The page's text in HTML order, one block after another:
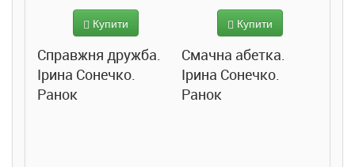
Купити
Справжня дружба.
Ірина Сонечко.
Ранок
Купити
Смачна абетка.
Ірина Сонечко.
Ранок